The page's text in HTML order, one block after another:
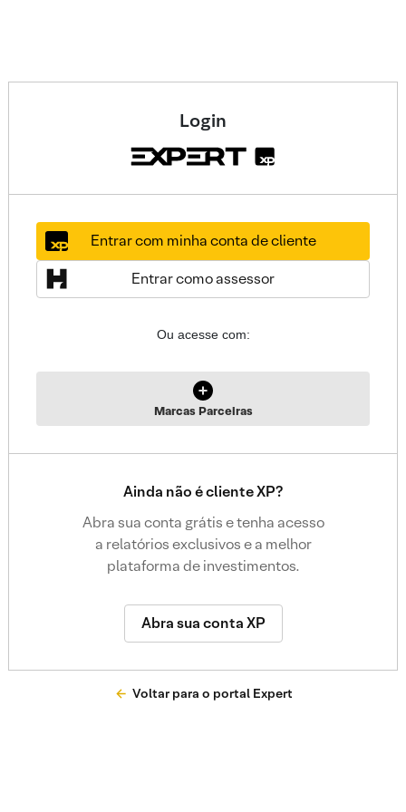
Login
Entrar com minha conta de cliente
Entrar como assessor
Ou acesse com:
Marcas Parceiras
Ainda não é cliente XP?
Abra sua conta grátis e tenha acesso
a relatórios exclusivos e a melhor
plataforma de investimentos.
Abra sua conta XP
Voltar para o portal Expert